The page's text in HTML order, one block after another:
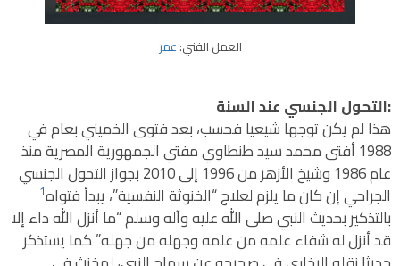
العمل الفني: عمر
:التحول الجنسي عند السنة
هذا لم يكن توجها شيعيا فحسب، بعد فتوى الخميني بعام في
1988 أفتى محمد سيد طنطاوي مفتي الجمهورية المصرية منذ
عام 1986 وشيخ الأزهر من 1996 إلى 2010 بجواز التحول الجنسي
الجراحي إن كان ما يلزم لعلاج “الخنوثة النفسية”، يبدأ فتواه1
بالتذكير بحديث النبي صلى الله عليه وآله وسلم “ما أنزل الله داء إلا
قد أنزل له شفاء علمه من علمه وجهله من جهله” كما يستذكر